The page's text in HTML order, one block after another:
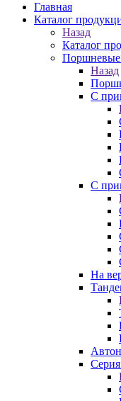
Главная
Каталог
Назад
Каталог
Поршневые
Назад
С
С
На